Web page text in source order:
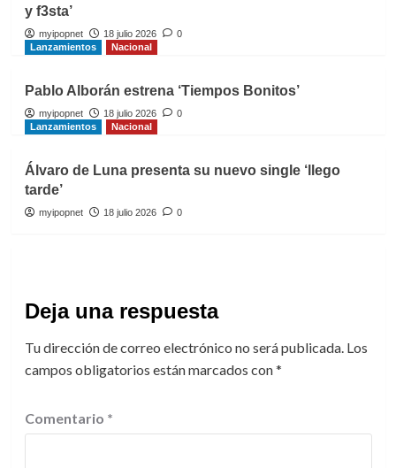
y f3sta’
myipopnet 18 julio 2026
0
Lanzamientos
Nacional
Pablo Alborán estrena ‘Tiempos Bonitos’
myipopnet 18 julio 2026
0
Lanzamientos
Nacional
Álvaro de Luna presenta su nuevo single ‘llego
tarde’
myipopnet 18 julio 2026 0
Deja una respuesta
Tu dirección de correo electrónico no será publicada. Los
campos obligatorios están marcados con*
Comentario *